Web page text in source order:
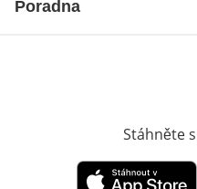
Poradna
Stáhněte